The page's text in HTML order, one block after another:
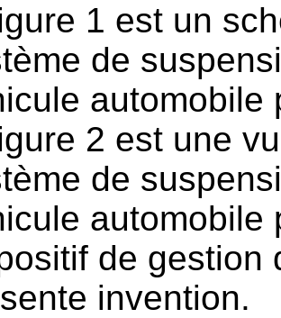
1 est un
de
automobile
2 est une
de
automobile
de gestion
invention.